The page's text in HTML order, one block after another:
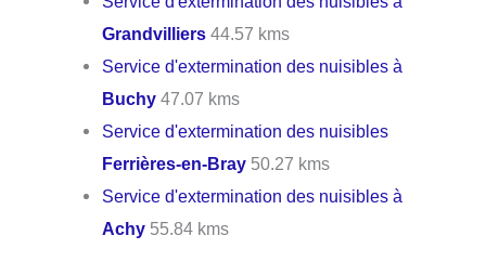
Grandvilliers 44.57 kms
Service d'extermination des nuisibles à
Buchy 47.07 kms
Service d'extermination des nuisibles
Ferrières-en-Bray 50.27 kms
Service d'extermination des nuisibles à
Achy 55.84 kms